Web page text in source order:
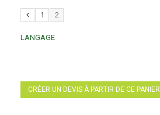
1 2
LANGAGE
CRÉER UN DEVIS À PARTIR DE CE PANIER